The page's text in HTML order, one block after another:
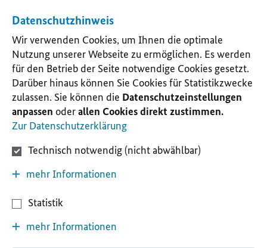
Datenschutzhinweis
Wir verwenden Cookies, um Ihnen die optimale
Nutzung unserer Webseite zu ermöglichen. Es werden
für den Betrieb der Seite notwendige Cookies gesetzt.
Darüber hinaus können Sie Cookies für Statistikzwecke
zulassen. Sie können die Datenschutzeinstellungen
anpassen oderallen Cookies direkt zustimmen.
Zur Datenschutzerklärung
Technisch notwendig (nicht abwählbar)
mehr Informationen
Statistik
mehr Informationen